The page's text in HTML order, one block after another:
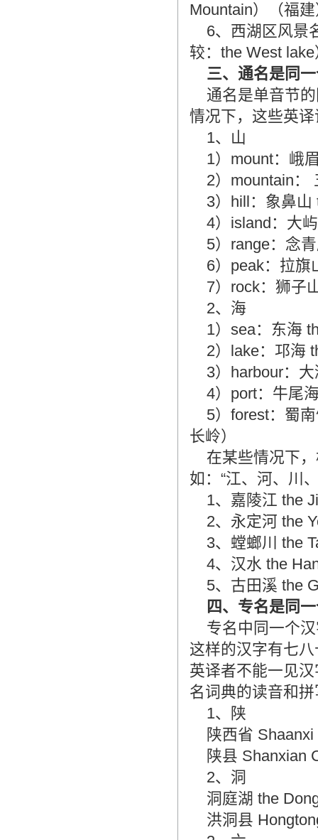
Mountain）（福
6、西湖区风景
较：the West
三、通名是同
通名是单音节
情况下，这些英
1、山
1）mount：峨
2）mountain：
3）hill：象鼻
4）island：大
5）range：念
6）peak：拉旗
7）rock：狮子
2、海
1）sea：东海
2）lake：邛海
3）harbour：
4）port：牛尾
5）forest：蜀
长岭）
在某些情况下
如：“江、河、川
1、嘉陵江 the
2、永定河 the
3、螳螂川 the
4、汉水 the
5、古田溪 the
四、专名是同
专名中同一个
这样的汉字有七
英译者不能一见
名词典的读音和
1、陕
陕西省
陕县 Shanxian
2、洞
洞庭湖 the
洪洞县